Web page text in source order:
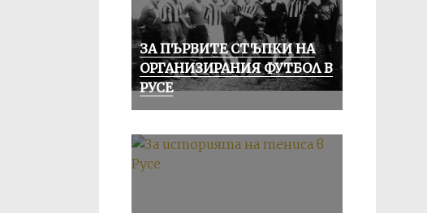
ЗА ПЪРВИТЕ СТЪПКИ НА
ОРГАНИЗИРАНИЯ ФУТБОЛ В
РУСЕ